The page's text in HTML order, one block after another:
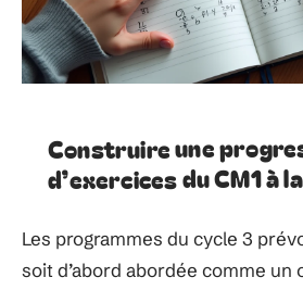
Construire une
d’exercices du CM1 à
Les programmes du cycle 3
soit d’abord abordée comme un